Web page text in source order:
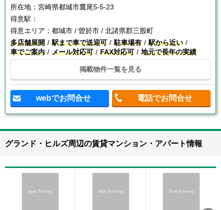
所在地： 宮崎県都城市鷹尾5-5-23
得意駅：
得意エリア： 都城市 / 曽於市 / 北諸県郡三股町
多店舗展開
駅まで車で送迎可 駐車場有
駅から近い
車でご案内
メール対応可 FAX対応可 地元で長年の実績
掲載物件一覧を見る
webでお問合せ 電話でお問合せ
グランド・ヒルズ周辺の賃貸マンション・アパート情報